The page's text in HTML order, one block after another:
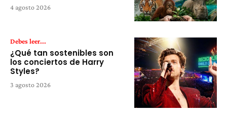
4 agosto 2026
Debes leer...
¿Qué tan sostenibles son
los conciertos de Harry
Styles?
3 agosto 2026